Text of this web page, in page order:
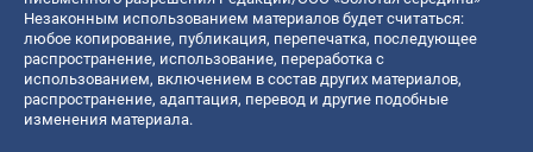
Незаконным использованием материалов будет считаться:
любое копирование, публикация, перепечатка, последующее
распространение, использование, переработка с
использованием, включением в состав других материалов,
распространение, адаптация, перевод и другие подобные
изменения материала.